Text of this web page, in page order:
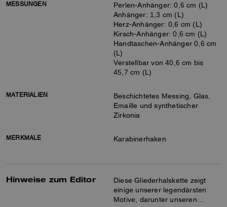
MESSUNGEN
Perlen-Anhänger: 0,6 cm (L)
Anhänger: 1,3 cm (L)
Herz-Anhänger: 0,6 cm (L)
Kirsch-Anhänger: 0,6 cm (L)
Handtaschen-Anhänger 0,6 cm
(L)
Verstellbar von 40,6 cm bis
45,7 cm (L)
MATERIALIEN
Beschichtetes Messing, Glas,
Emaille und synthetischer
Zirkonia
MERKMALE Karabinerhaken
Hinweise zum Editor
Diese Gliederhalskette zeigt
einige unserer legendärsten
Motive, darunter unseren